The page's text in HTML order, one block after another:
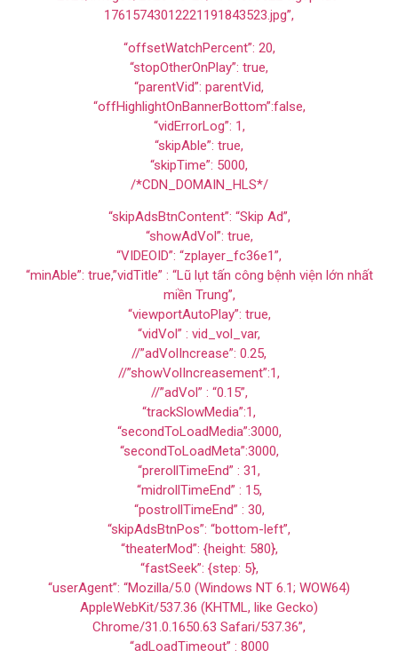
17615743012221191843523.jpg”,
“offsetWatchPercent”: 20,
“stopOtherOnPlay”: true,
“parentVid”: parentVid,
“offHighlightOnBannerBottom”:false,
“vidErrorLog”: 1,
“skipAble”: true,
“skipTime”: 5000,
/*CDN_DOMAIN_HLS*/
“skipAdsBtnContent”: “Skip Ad”,
“showAdVol”: true,
“VIDEOID”: “zplayer_fc36e1”,
“minAble”: true,”vidTitle” : “Lũ lụt tấn công bệnh viện lớn nhất
miền Trung”,
“viewportAutoPlay”: true,
“vidVol” : vid_vol_var,
//”adVolIncrease”: 0.25,
//”showVolIncreasement”:1,
//”adVol” : “0.15”,
“trackSlowMedia”:1,
“secondToLoadMedia”:3000,
“secondToLoadMeta”:3000,
“prerollTimeEnd” : 31,
“midrollTimeEnd” : 15,
“postrollTimeEnd” : 30,
“skipAdsBtnPos”: “bottom-left”,
“theaterMod”: {height: 580},
“fastSeek”: {step: 5},
“userAgent”: “Mozilla/5.0 (Windows NT 6.1; WOW64)
AppleWebKit/537.36 (KHTML, like Gecko)
Chrome/31.0.1650.63 Safari/537.36”,
“adLoadTimeout” : 8000